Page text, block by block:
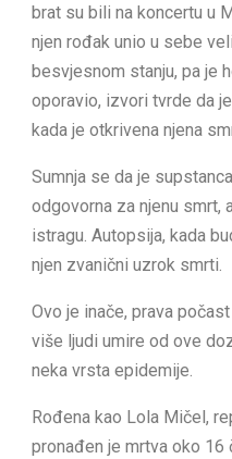
brat su bili na koncertu u
njen rođak unio u sebe
besvjesnom stanju, pa je
oporavio, izvori tvrde da
kada je otkrivena njena
Sumnja se da je
odgovorna za njenu smrt,
istragu. Autopsija, kada
njen zvanični uzrok smrti.
Ovo je inače, prava
više ljudi umire od ove
neka vrsta epidemije.
Rođena kao Lola Mičel,
pronađen je mrtva oko 16